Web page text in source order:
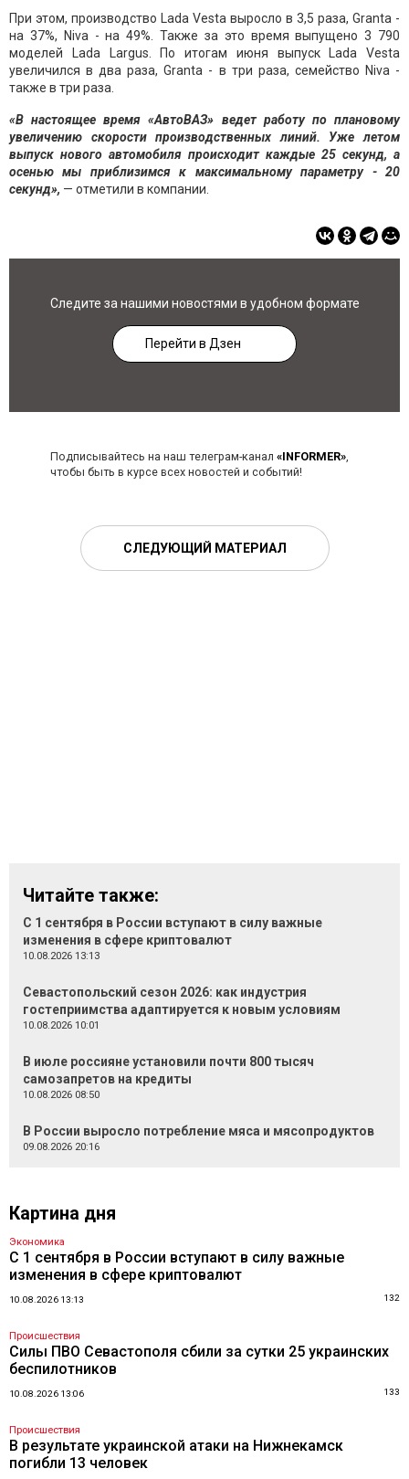
При этом, производство Lada Vesta выросло в 3,5 раза, Granta -
на 37%, Niva - на 49%. Также за это время выпущено 3 790
моделей Lada Largus. По итогам июня выпуск Lada Vesta
увеличился в два раза, Granta - в три раза, семейство Niva -
также в три раза.
«В настоящее время «АвтоВАЗ» ведет работу по плановому
увеличению скорости производственных линий. Уже летом
выпуск нового автомобиля происходит каждые 25 секунд, а
осенью мы приблизимся к максимальному параметру - 20
секунд», — отметили в компании.
Следите за нашими новостями в удобном формате
Перейти в Дзен
Подписывайтесь на наш телеграм-канал «INFORMER»,
чтобы быть в курсе всех новостей и событий!
СЛЕДУЮЩИЙ МАТЕРИАЛ
Читайте также:
С 1 сентября в России вступают в силу важные
изменения в сфере криптовалют
10.08.2026 13:13
Севастопольский сезон 2026: как индустрия
гостеприимства адаптируется к новым условиям
10.08.2026 10:01
В июле россияне установили почти 800 тысяч
самозапретов на кредиты
10.08.2026 08:50
В России выросло потребление мяса и мясопродуктов
09.08.2026 20:16
Картина дня
Экономика
С 1 сентября в России вступают в силу важные
изменения в сфере криптовалют
10.08.2026 13:13 132
Происшествия
Силы ПВО Севастополя сбили за сутки 25 украинских
беспилотников
10.08.2026 13:06 133
Происшествия
В результате украинской атаки на Нижнекамск
погибли 13 человек